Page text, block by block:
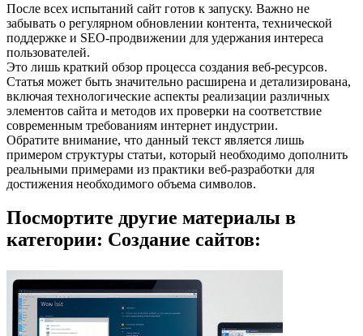
После всех испытаний сайт готов к запуску. Важно не
забывать о регулярном обновлении контента, технической
поддержке и SEO-продвижении для удержания интереса
пользователей.
Это лишь краткий обзор процесса создания веб-ресурсов.
Статья может быть значительно расширена и детализирована,
включая технологические аспекты реализации различных
элементов сайта и методов их проверки на соответствие
современным требованиям интернет индустрии.
Обратите внимание, что данный текст является лишь
примером структуры статьи, который необходимо дополнить
реальными примерами из практики веб-разработки для
достижения необходимого объема символов.
Посмортите другие материалы в
категории: Создание сайтов: